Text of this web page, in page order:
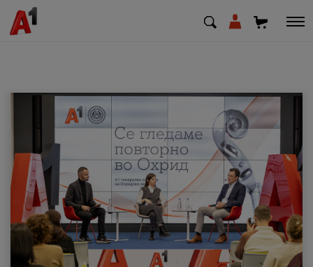
МК SQ
Приватни Деловни
Поддршка